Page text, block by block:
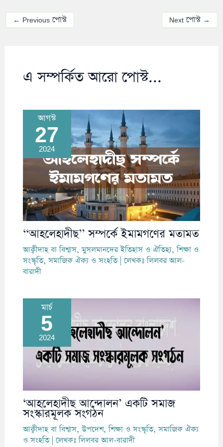
← Previous পোস্ট Next পোস্ট →
এ সম্পর্কিত আরো পোস্ট...
আগস্ট
27
2024
‘‘আহলেহাদীছ’’ সম্পর্কে ইমামগণের মতামত
আক্বীদাহ বা বিশ্বাস,মুসলমানদের ইতিহাস ও ঐতিহ্য,শিক্ষা ও
সংস্কৃতি,সমাজিক ঐক্য ও সংহতি| লেখকঃলিলবর আল-
বারাদী
মার্চ
5
2024
‘আহলেহাদীছ আন্দোলন’ একটি সমাজ
সংস্কারমূলক সংগঠন
আক্বীদাহ বা বিশ্বাস,উপদেশ,শিক্ষা ও সংস্কৃতি,সমাজিক ঐক্য
ও সংহতি| লেখকঃলিলবর আল-বারাদী